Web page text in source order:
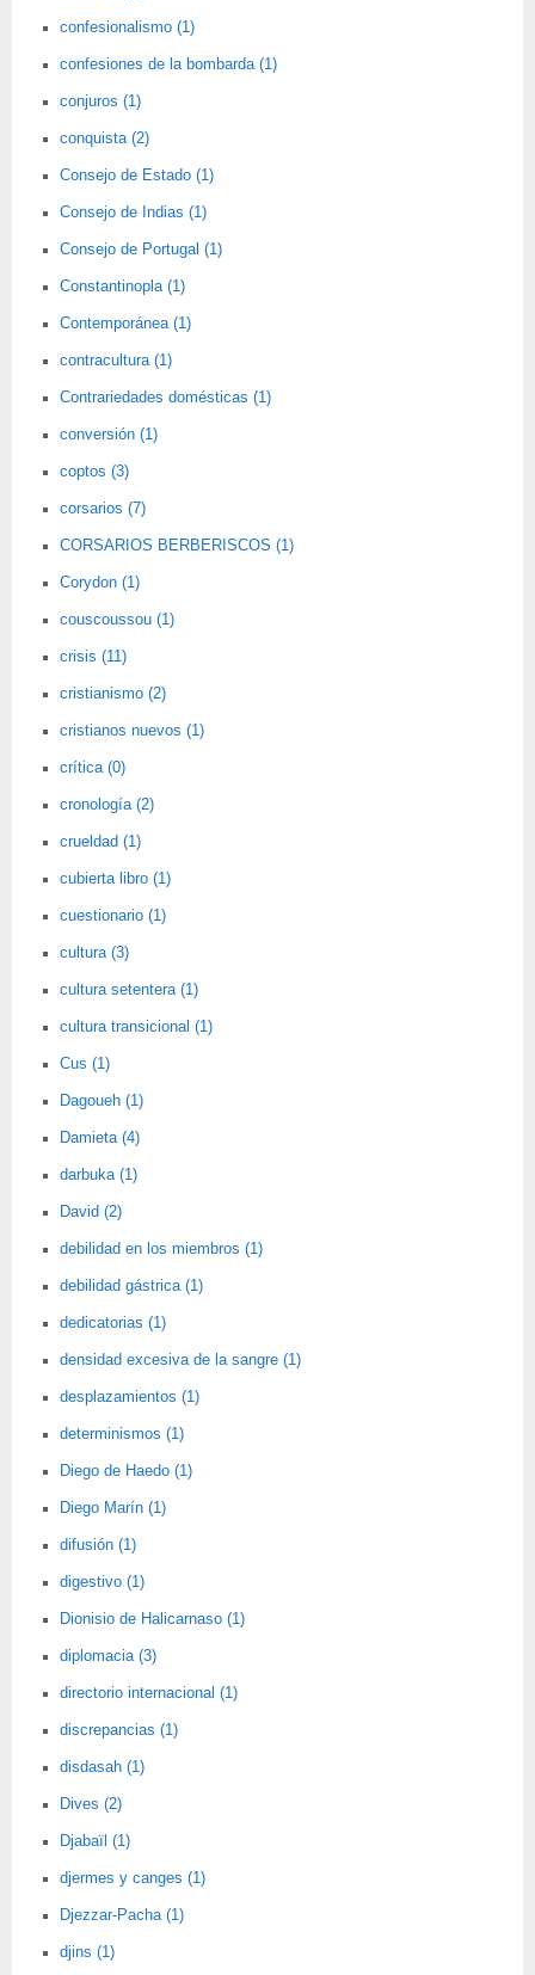
confesionalismo (1)
confesiones de la bombarda (1)
conjuros (1)
conquista (2)
Consejo de Estado (1)
Consejo de Indias (1)
Consejo de Portugal (1)
Constantinopla (1)
Contemporánea (1)
contracultura (1)
Contrariedades domésticas (1)
conversión (1)
coptos (3)
corsarios (7)
CORSARIOS BERBERISCOS (1)
Corydon (1)
couscoussou (1)
crisis (11)
cristianismo (2)
cristianos nuevos (1)
crítica (0)
cronología (2)
crueldad (1)
cubierta libro (1)
cuestionario (1)
cultura (3)
cultura setentera (1)
cultura transicional (1)
Cus (1)
Dagoueh (1)
Damieta (4)
darbuka (1)
David (2)
debilidad en los miembros (1)
debilidad gástrica (1)
dedicatorias (1)
densidad excesiva de la sangre (1)
desplazamientos (1)
determinismos (1)
Diego de Haedo (1)
Diego Marín (1)
difusión (1)
digestivo (1)
Dionisio de Halicarnaso (1)
diplomacia (3)
directorio internacional (1)
discrepancias (1)
disdasah (1)
Dives (2)
Djabaïl (1)
djermes y canges (1)
Djezzar-Pacha (1)
djins (1)